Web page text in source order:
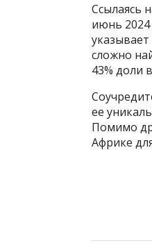
Ссылаясь
июнь 2024
сложно
43% доли
ее
Помимо
Африке